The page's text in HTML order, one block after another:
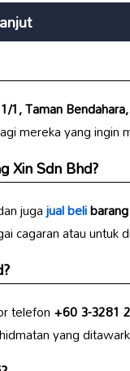
1, Taman
mereka yang ingin
Xin Sdn Bhd?
jugajual beli
cagaran atau untuk
?
telefon+60 3-3281
yang